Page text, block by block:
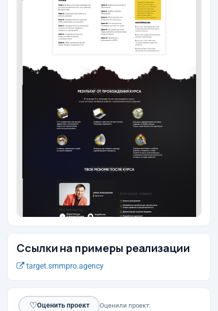
Ссылки на примеры реализации
target.smmpro.agency
♡Оценить проект Оценили проект: